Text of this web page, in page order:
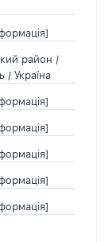
район /
/ Україна